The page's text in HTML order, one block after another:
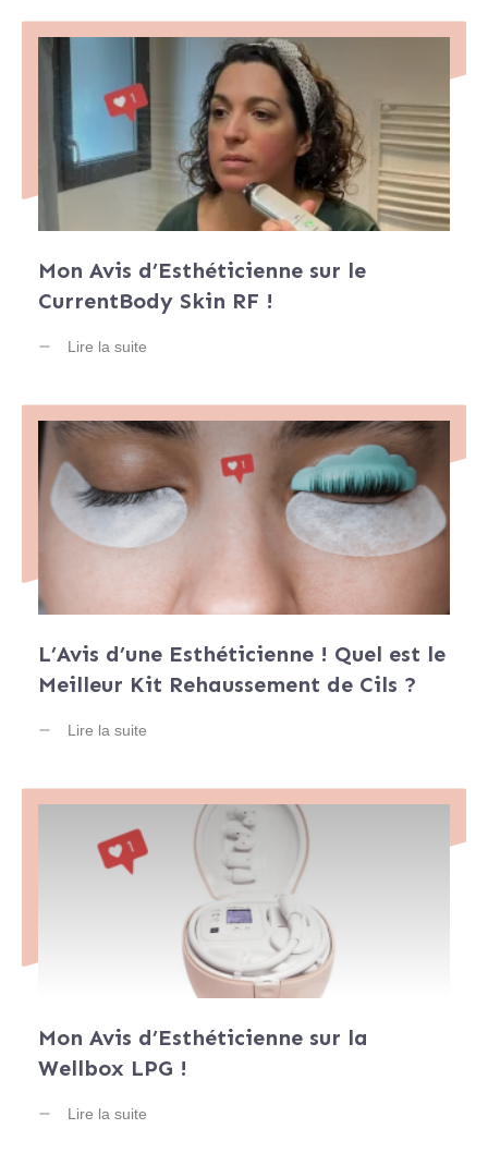
Mon Avis d’Esthéticienne sur le
CurrentBody Skin RF !
Lire la suite
L’Avis d’une Esthéticienne ! Quel est le
Meilleur Kit Rehaussement de Cils ?
Lire la suite
Mon Avis d’Esthéticienne sur la
Wellbox LPG !
Lire la suite